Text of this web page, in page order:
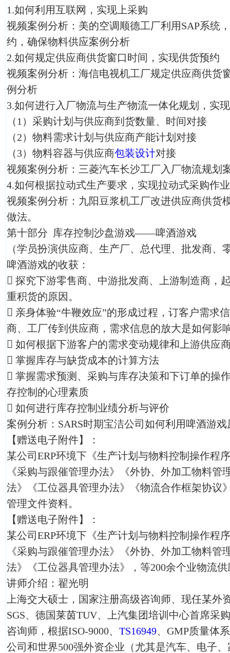
1.如何利用互联网，实现上采购
视频案例分析：美的空调顺德工厂利用SAP系统
约，确保物料供应案例分析
2.如何规定供应商供货窗口时间，实现供货预约
视频案例分析：海信电视机工厂规定供应商供货
例分析
3.如何进行入厂物流与生产物流一体化规划，实
（1）采购计划与供应商到货数量、时间对接
（2）物料需求计划与供应商产能计划对接
（3）物料容器与供应商包装设计对接
视频案例分析：三菱汽车长沙工厂入厂物流规划
4.如何根据拉动式生产要求，实现拉动式采购作业
视频案例分析：九阳豆浆机工厂改进供应商供货
做法。
第十部分 库存控制沙盘游戏——啤酒游戏
（学员扮演供应商、生产厂、总代理、批发商、
啤酒游戏的收获：
 探究下游零售商、中游批发商、上游制造商，
重积货的原因。
 亲身体验“牛鞭效应”的形成过程，订客户需求
商、工厂传到供应商，需求信息的放大是如何影
 如何根据下游客户的需求变动规律和上游供应
 掌握库存与缺货成本的计算方法
 掌握需求预测、采购与库存决策和下订单的操
存控制的心理素质
 如何进行库存控制业绩分析与评价
案例分析：SARS时期宝洁公司如何利用啤酒游
【赠送电子附件】：
某公司ERP环境下《生产计划与物料控制操作程
《采购与跟催管理办法》《外协、外加工物料
法》《工位器具管理办法》《物流合作框架协议
管理文件资料。
【赠送电子附件】：
某公司ERP环境下《生产计划与物料控制操作程
《采购与跟催管理办法》《外协、外加工物料
法》《工位器具管理办法》，等200余个业物流
讲师介绍：翟光明
上海交大硕士，国家注册高级咨询师、现任某外
SGS、德国莱茵TUV、上汽集团培训中心首席采购
咨询师，根据ISO-9000、 TS16949、GMP质量体
公司和世界500强外资企业（尤其是汽车、电子